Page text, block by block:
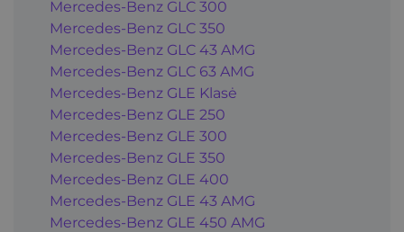
Mercedes-Benz GLC 300
Mercedes-Benz GLC 350
Mercedes-Benz GLC 43 AMG
Mercedes-Benz GLC 63 AMG
Mercedes-Benz GLE Klasė
Mercedes-Benz GLE 250
Mercedes-Benz GLE 300
Mercedes-Benz GLE 350
Mercedes-Benz GLE 400
Mercedes-Benz GLE 43 AMG
Mercedes-Benz GLE 450 AMG